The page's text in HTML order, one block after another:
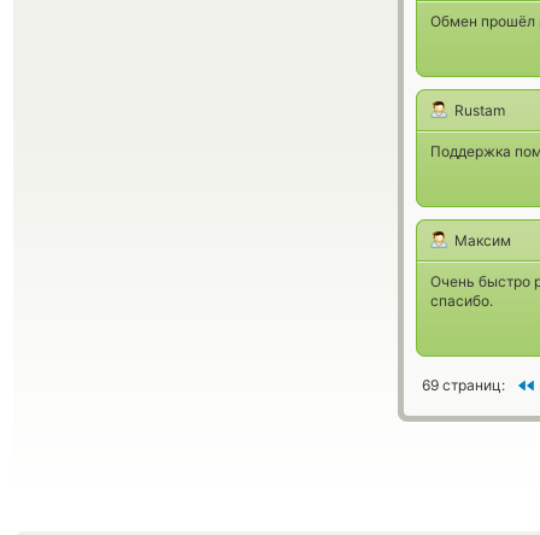
Обмен прошёл
Rustam
Поддержка
Максим
Очень быстро
спасибо.
69 страниц: